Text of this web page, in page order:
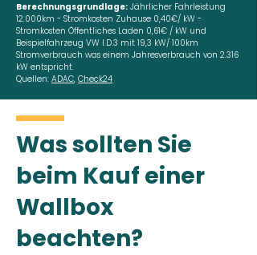
Berechnungsgrundlage: Jährlicher Fahrleistung
12.000km - Stromkosten Zuhause 0,40€/ kW -
Stromkosten Öffentliches Laden 0,61€ / kW und
Beispielfahrzeug VW I.D.3 mit 19,3 kW/ 100km
Stromverbrauch was einem Jahresverbrauch von 2.316
kW entspricht.
Quellen: ADAC, Check24
Was sollten Sie
beim Kauf einer
Wallbox
beachten?